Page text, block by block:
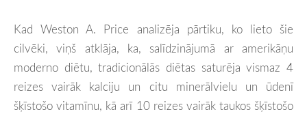
Kad Weston A. Price analizēja pārtiku, ko lieto šie
cilvēki, viņš atklāja, ka, salīdzinājumā ar amerikāņu
moderno diētu, tradicionālās diētas saturēja vismaz 4
reizes vairāk kalciju un citu minerālvielu un ūdenī
šķīstošo vitamīnu, kā arī 10 reizes vairāk taukos šķīstošo